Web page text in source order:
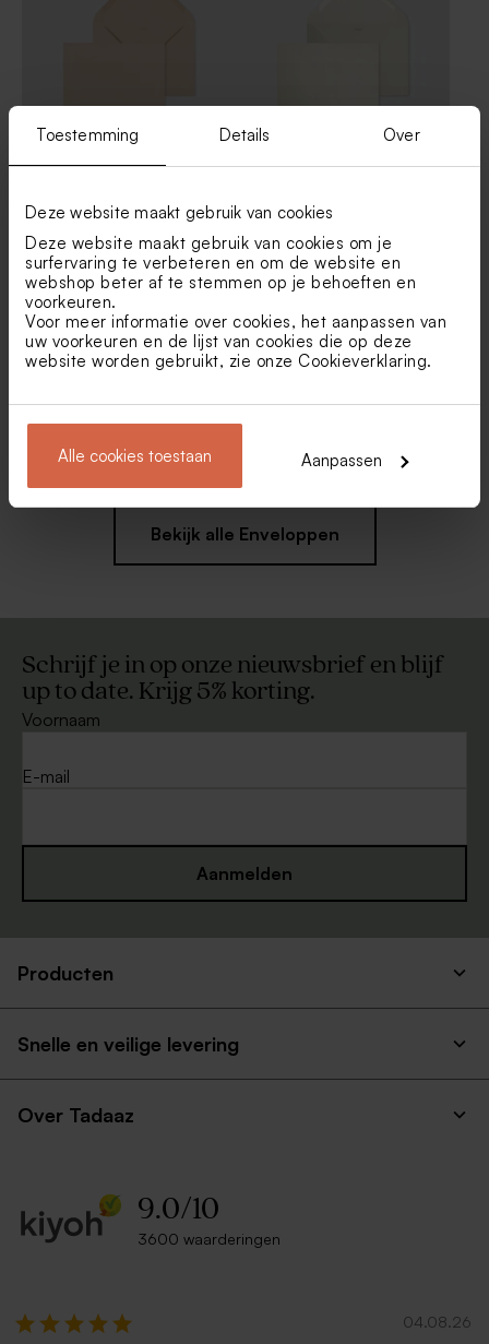
Toestemming Details Over
Deze website maakt gebruik van cookies
Deze website maakt gebruik van cookies om je
surfervaring te verbeteren en om de website en
webshop beter af te stemmen op je behoeften en
voorkeuren.
Voor meer informatie over cookies, het aanpassen van
uw voorkeuren en de lijst van cookies die op deze
website worden gebruikt, zie onze Cookieverklaring.
Alle cookies toestaan Aanpassen
Kraft envelop
Envelop met puntklep in
puntklep
met puntklep
Bekijk alle Enveloppen
Schrijf je in op onze nieuwsbrief en blijf
up to date. Krijg 5% korting.
Voornaam
E-mail
Aanmelden
Producten
Snelle en veilige levering
Over Tadaaz
9.0/10
3600 waarderingen
04.08.26